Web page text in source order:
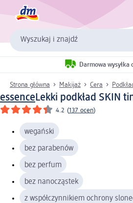
Wyszukaj i znajdź
Darmowa wysyłka
Strona główna Makijaż Cera
essenceLekki podkład SKIN
4.2 (137 ocen)
wegański
bez parabenów
bez perfum
bez nanocząstek
z współczynnikiem ochrony